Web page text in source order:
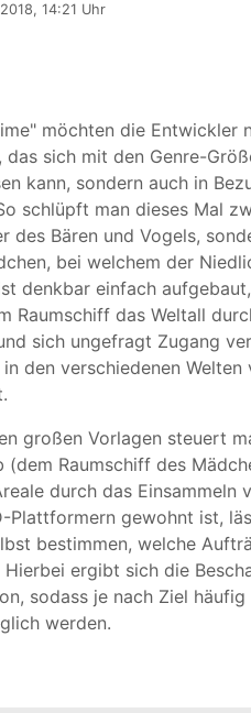
14:21 Uhr
möchten die Entwickler
das sich mit den Genre-
kann, sondern auch in
schlüpft man dieses Mal
des Bären und Vogels,
bei welchem der
denkbar einfach
Raumschiff das Weltall
sich ungefragt Zugang
den verschiedenen
großen Vorlagen steuert
(dem Raumschiff des
durch das Einsammeln
Plattformern gewohnt ist,
bestimmen, welche
Hierbei ergibt sich die
sodass je nach Ziel
werden.